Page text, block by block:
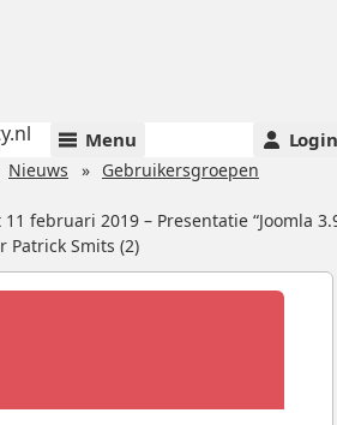
Menu Login
Nieuws
Gebruikersgroepen
11 februari 2019 – Presentatie “Joomla
Patrick Smits (2)